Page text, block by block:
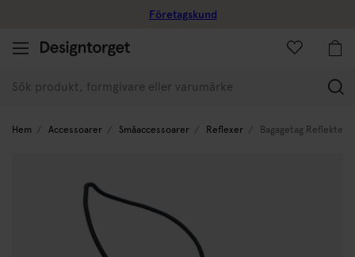
Företagskund
Hem Accessoarer Småaccessoarer Reflexer Bagagetag